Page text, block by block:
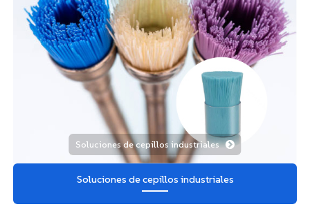
Soluciones de cepillos industriales
Soluciones de cepillos industriales